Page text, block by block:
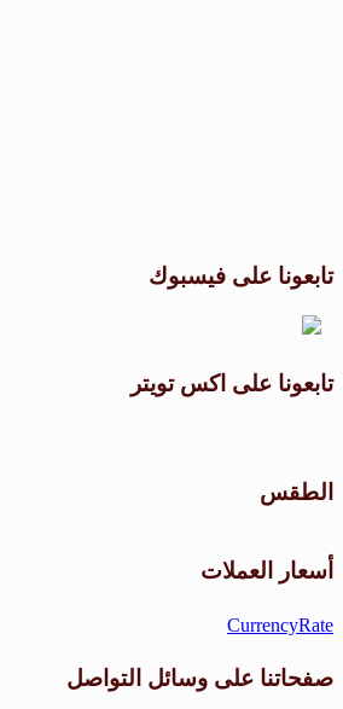
تابعونا على فيسبوك
تابعونا على اكس تويتر
الطقس
أسعار العملات
CurrencyRate
صفحاتنا على وسائل التواصل